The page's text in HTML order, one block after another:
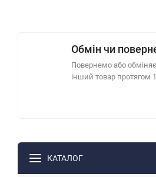
Обмін чи
Повернемо або
інший товар протягом
КАТАЛОГ